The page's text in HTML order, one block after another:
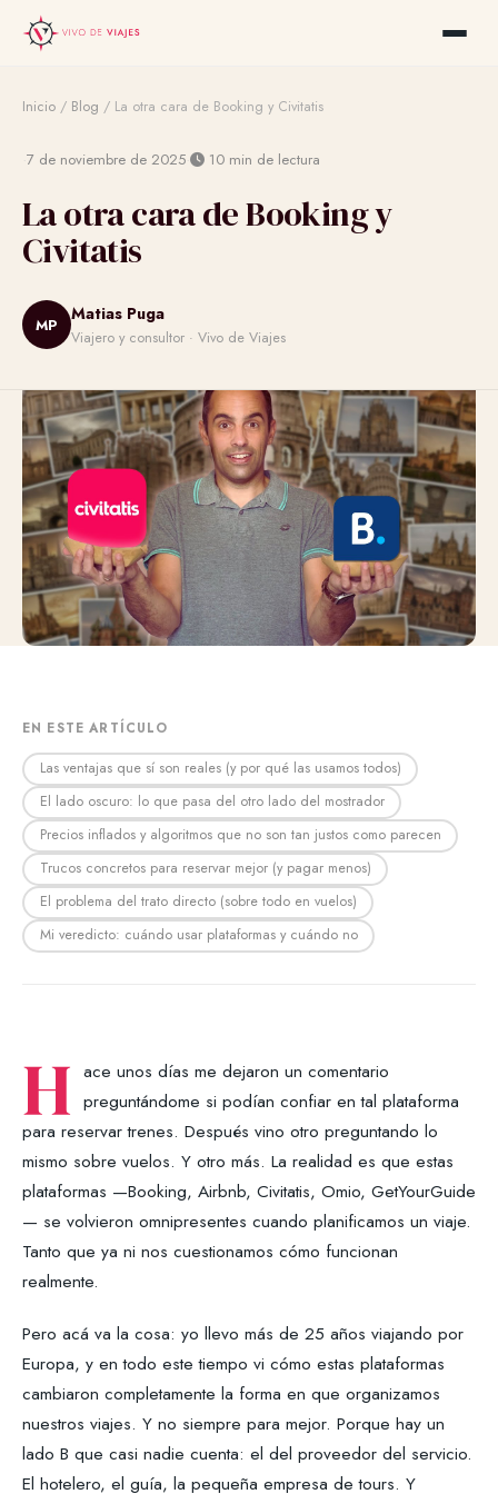
Inicio / Blog / La otra cara de Booking y Civitatis
7 de noviembre de 2025 10 min de lectura
La otra cara de Booking y
Civitatis
MP
Matias Puga
Viajero y consultor · Vivo de Viajes
EN ESTE ARTÍCULO
Las ventajas que sí son reales (y por qué las usamos todos)
El lado oscuro: lo que pasa del otro lado del mostrador
Precios inflados y algoritmos que no son tan justos como parecen
Trucos concretos para reservar mejor (y pagar menos)
El problema del trato directo (sobre todo en vuelos)
Mi veredicto: cuándo usar plataformas y cuándo no
H ace unos días me dejaron un comentario
preguntándome si podían confiar en tal plataforma
para reservar trenes. Después vino otro preguntando lo
mismo sobre vuelos. Y otro más. La realidad es que estas
plataformas —Booking, Airbnb, Civitatis, Omio, GetYourGuide
— se volvieron omnipresentes cuando planificamos un viaje.
Tanto que ya ni nos cuestionamos cómo funcionan
realmente.
Pero acá va la cosa: yo llevo más de 25 años viajando por
Europa, y en todo este tiempo vi cómo estas plataformas
cambiaron completamente la forma en que organizamos
nuestros viajes. Y no siempre para mejor. Porque hay un
lado B que casi nadie cuenta: el del proveedor del servicio.
El hotelero, el guía, la pequeña empresa de tours. Y